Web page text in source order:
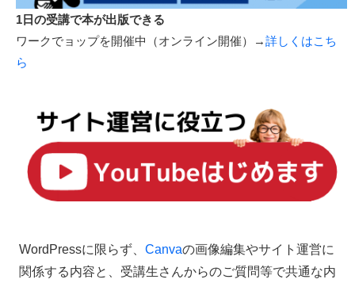
1日の受講で本が出版できる
ワークでョップを開催中（オンライン開催）→詳しくはこち
ら
WordPressに限らず、 Canvaの画像編集やサイト運営に
関係する内容と、受講生さんからのご質問等で共通な内